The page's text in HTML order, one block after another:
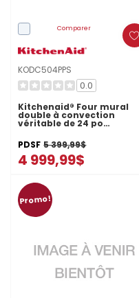
Comparer
KODC504PPS
0.0
Kitchenaid® Four mural
double à convection
véritable de 24 po
PDSF 5 399,99$
4 999,99$
Promo!